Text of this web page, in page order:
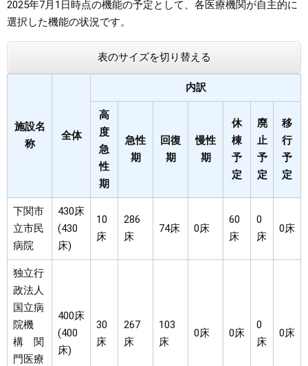
2025年7月1日時点の機能の予定として、各医療機関が自主的に
選択した機能の状況です。
表のサイズを切り替える
施設名
称
全体
内訳
高
度
急
性
期
急性
期
回復
期
慢性
期
休
棟
予
定
廃
止
予
定
移
行
予
定
下関市
立市民
病院
430床
(430
床)
10
床
286
床
74床 0床
60
床
0
床
0床
独立行
政法人
国立病
院機
構 関
門医療
400床
(400
床)
30
床
267
床
103
床
0床 0床
0
床
0床